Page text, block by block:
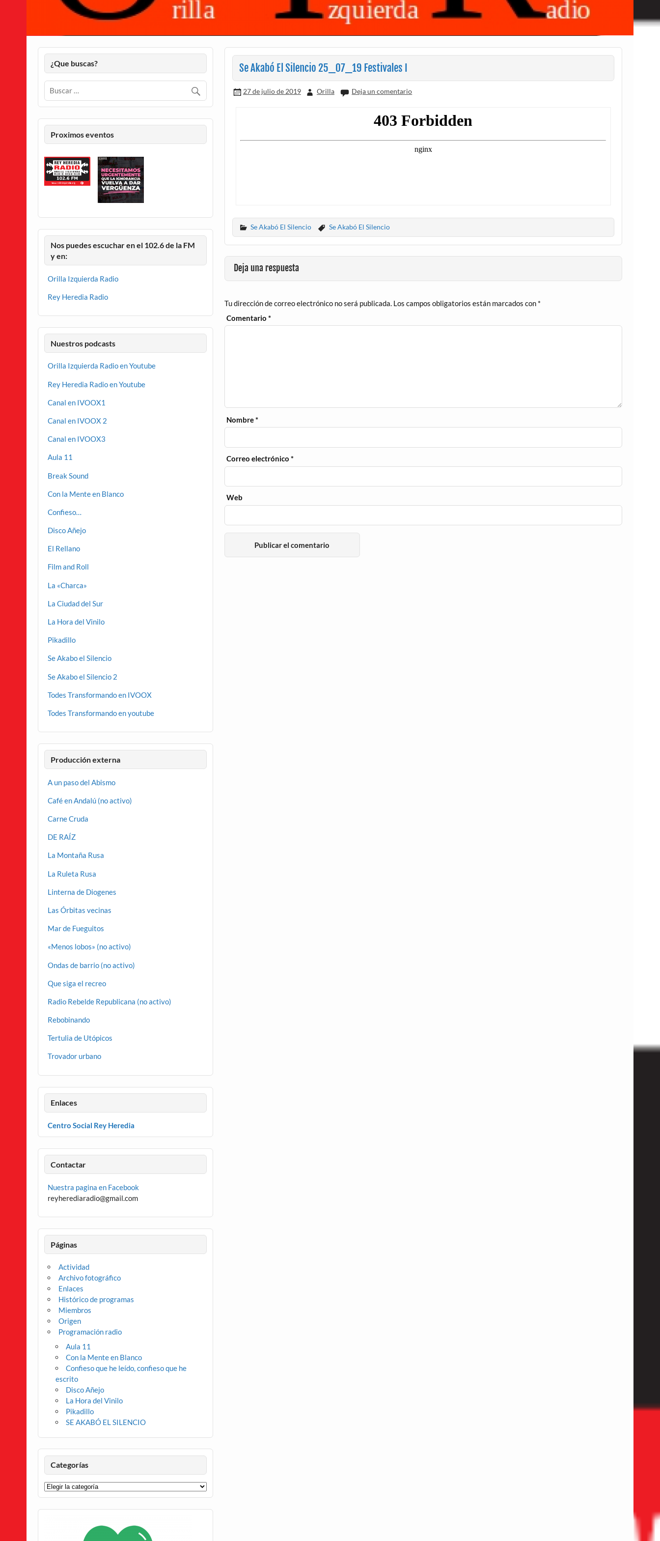
Se Akabó El Silencio 25_07_19 Festivales I
27 de julio de 2019 Orilla Deja un comentario
Se Akabó El Silencio Se Akabó El Silencio
Deja una respuesta
Tu dirección de correo electrónico no será publicada. Los campos obligatorios están marcados con *
Comentario*
Nombre*
Correo electrónico*
Web
¿Que buscas?
Proximos eventos
Nos puedes escuchar en el 102.6 de la FM
y en:
Orilla Izquierda Radio
Rey Heredia Radio
Nuestros podcasts
Orilla Izquierda Radio en Youtube
Rey Heredia Radio en Youtube
Canal en IVOOX1
Canal en IVOOX 2
Canal en IVOOX3
Aula 11
Break Sound
Con la Mente en Blanco
Confieso…
Disco Añejo
El Rellano
Film and Roll
La «Charca»
La Ciudad del Sur
La Hora del Vinilo
Pikadillo
Se Akabo el Silencio
Se Akabo el Silencio 2
Todes Transformando en IVOOX
Todes Transformando en youtube
Producción externa
A un paso del Abismo
Café en Andalú (no activo)
Carne Cruda
DE RAÍZ
La Montaña Rusa
La Ruleta Rusa
Linterna de Diogenes
Las Órbitas vecinas
Mar de Fueguitos
«Menos lobos» (no activo)
Ondas de barrio (no activo)
Que siga el recreo
Radio Rebelde Republicana (no activo)
Rebobinando
Tertulia de Utópicos
Trovador urbano
Enlaces
Centro Social Rey Heredia
Contactar
Nuestra pagina en Facebook
reyherediaradio@gmail.com
Páginas
Actividad
Archivo fotográfico
Enlaces
Histórico de programas
Miembros
Origen
Programación radio
Aula 11
Con la Mente en Blanco
Confieso que he leído, confieso que he
escrito
Disco Añejo
La Hora del Vinilo
Pikadillo
SE AKABÓ EL SILENCIO
Categorías
Categorías